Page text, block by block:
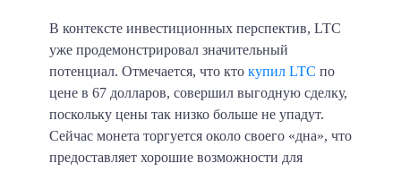
В контексте инвестиционных перспектив, LTC
уже продемонстрировал значительный
потенциал. Отмечается, что кто купил LTC по
цене в 67 долларов, совершил выгодную сделку,
поскольку цены так низко больше не упадут.
Сейчас монета торгуется около своего «дна», что
предоставляет хорошие возможности для